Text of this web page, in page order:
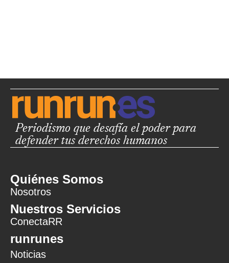
Periodismo que desafía el poder para
defender tus derechos humanos
Quiénes Somos
Nosotros
Nuestros Servicios
ConectaRR
runrunes
Noticias